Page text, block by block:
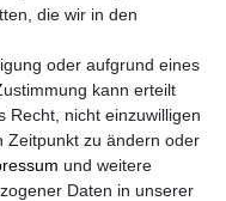
die wir in den
oder aufgrund eines
kann erteilt
Recht, nicht einzuwilligen
Zeitpunkt zu ändern oder
und weitere
Daten in unserer